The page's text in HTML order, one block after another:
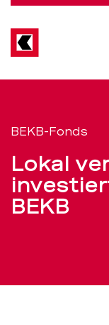
einfach
und
BEKB
Direkt
Inhalt
BEKB-Fonds
Lokal
BEKB